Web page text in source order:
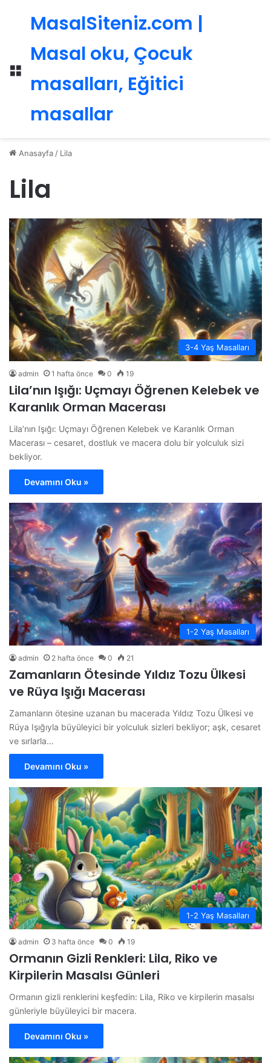
Menü
MasalSiteniz.com |
Masal oku, Çocuk
masalları, Eğitici
masallar
Anasayfa / Lila
Lila
3-4 Yaş Masalları
admin 1 hafta önce 0 19
Lila’nın Işığı: Uçmayı Öğrenen Kelebek ve
Karanlık Orman Macerası
Lila’nın Işığı: Uçmayı Öğrenen Kelebek ve Karanlık Orman
Macerası – cesaret, dostluk ve macera dolu bir yolculuk sizi
bekliyor.
Devamını Oku »
1-2 Yaş Masalları
admin 2 hafta önce 0 21
Zamanların Ötesinde Yıldız Tozu Ülkesi
ve Rüya Işığı Macerası
Zamanların ötesine uzanan bu macerada Yıldız Tozu Ülkesi ve
Rüya Işığıyla büyüleyici bir yolculuk sizleri bekliyor; aşk, cesaret
ve sırlarla…
Devamını Oku »
1-2 Yaş Masalları
admin 3 hafta önce 0 19
Ormanın Gizli Renkleri: Lila, Riko ve
Kirpilerin Masalsı Günleri
Ormanın gizli renklerini keşfedin: Lila, Riko ve kirpilerin masalsı
günleriyle büyüleyici bir macera.
Devamını Oku »